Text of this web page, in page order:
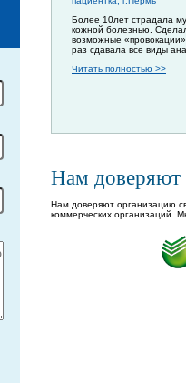
Более 10лет страдала
кожной болезнью.
возможные
раз сдавала все виды
Читать полностью >>
Нам доверяют
Нам доверяют организацию
коммерческих организаций.